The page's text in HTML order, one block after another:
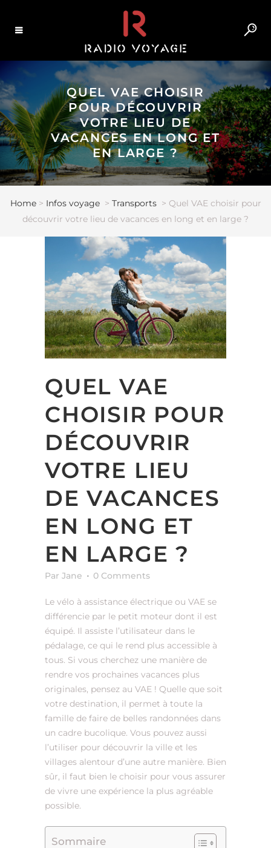
QUEL VAE CHOISIR
POUR DÉCOUVRIR
VOTRE LIEU DE
VACANCES EN LONG ET
EN LARGE ?
Home> Infos voyage > Transports > Quel VAE choisir pour
découvrir votre lieu de vacances en long et en large ?
QUEL VAE
CHOISIR POUR
DÉCOUVRIR
VOTRE LIEU
DE VACANCES
EN LONG ET
EN LARGE ?
Par Jane 0 Comments
Le vélo à assistance électrique ou VAE se
différencie par le petit moteur dont il est
équipé. Il assiste l’utilisateur dans le
pédalage, ce qui le rend plus accessible à
tous. Si vous cherchez une manière de
rendre vos prochaines vacances plus
originales, pensez au VAE ! Quelle que soit
votre destination, il permet à toute la
famille de faire de belles randonnées dans
un cadre bucolique. Vous pouvez aussi
l’utiliser pour découvrir la ville et les
villages alentour d’une autre manière. Bien
sûr, il faut bien le choisir pour vous assurer
de vivre une expérience la plus agréable
possible.
Sommaire